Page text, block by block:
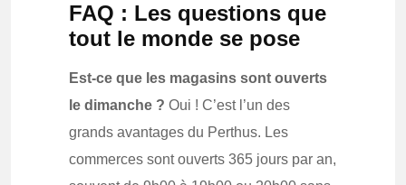
FAQ : Les questions que
tout le monde se pose
Est-ce que les magasins sont ouverts
le dimanche ? Oui ! C’est l’un des
grands avantages du Perthus. Les
commerces sont ouverts 365 jours par an,